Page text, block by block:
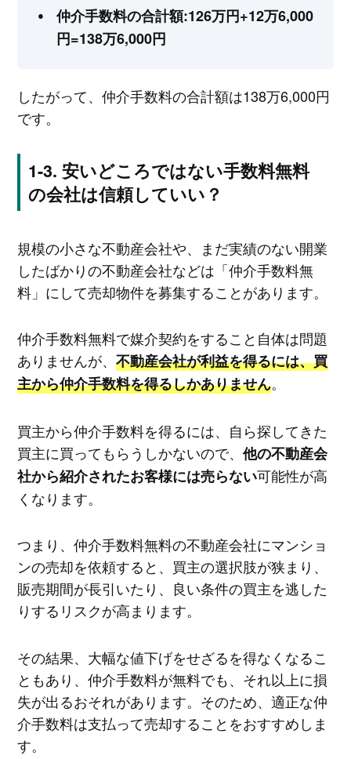
仲介手数料の合計額:126万円+12万6,000
円=138万6,000円
したがって、仲介手数料の合計額は138万6,000円
です。
安いどころではない手数料無料
の会社は信頼していい？
規模の小さな不動産会社や、まだ実績のない開業
したばかりの不動産会社などは「仲介手数料無
料」にして売却物件を募集することがあります。
仲介手数料無料で媒介契約をすること自体は問題
ありませんが、 不動産会社が利益を得るには、買
主から仲介手数料を得るしかありません。
買主から仲介手数料を得るには、自ら探してきた
買主に買ってもらうしかないので、 他の不動産会
社から紹介されたお客様には売らない可能性が高
くなります。
つまり、仲介手数料無料の不動産会社にマンショ
ンの売却を依頼すると、買主の選択肢が狭まり、
販売期間が長引いたり、良い条件の買主を逃した
りするリスクが高まります。
その結果、大幅な値下げをせざるを得なくなるこ
ともあり、仲介手数料が無料でも、それ以上に損
失が出るおそれがあります。そのため、適正な仲
介手数料は支払って売却することをおすすめしま
す。